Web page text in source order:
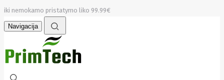
iki nemokamo pristatymo liko 99.99€
Navigacija